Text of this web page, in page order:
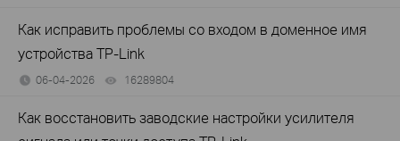
Как исправить проблемы со входом в доменное имя
устройства TP-Link
06-04-2026 16289804
Как восстановить заводские настройки усилителя